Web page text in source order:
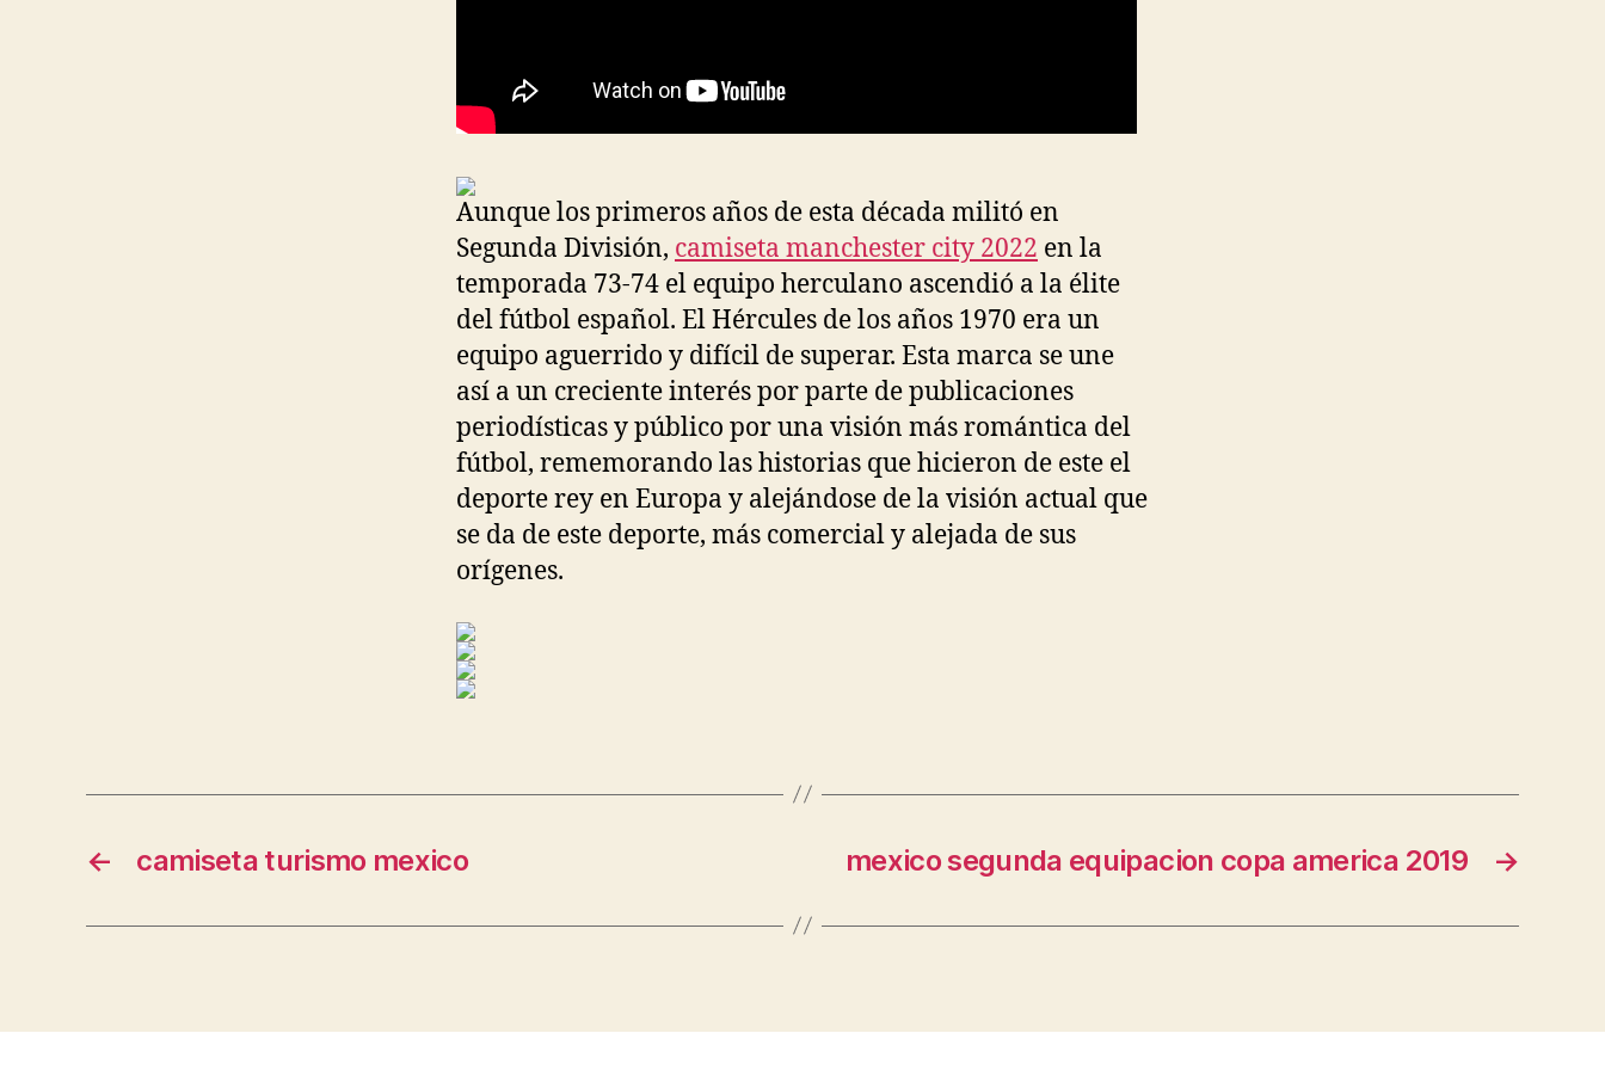
Aunque los primeros años de esta década militó en
Segunda División, camiseta manchester city 2022 en la
temporada 73-74 el equipo herculano ascendió a la élite
del fútbol español. El Hércules de los años 1970 era un
equipo aguerrido y difícil de superar. Esta marca se une
así a un creciente interés por parte de publicaciones
periodísticas y público por una visión más romántica del
fútbol, rememorando las historias que hicieron de este el
deporte rey en Europa y alejándose de la visión actual que
se da de este deporte, más comercial y alejada de sus
orígenes.
← camiseta turismo mexico →
mexico segunda equipacion copa america 2019